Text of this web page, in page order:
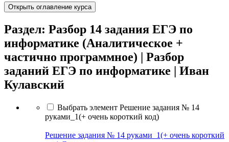
Открыть оглавление курса
Раздел: Разбор 14 задания ЕГЭ по
информатике (Аналитическое +
частично программное) | Разбор
заданий ЕГЭ по информатике | Иван
Кулавский
Выбрать элемент Решение задания № 14
руками_1(+ очень короткий код)
Решение задания № 14 руками_1(+ очень короткий